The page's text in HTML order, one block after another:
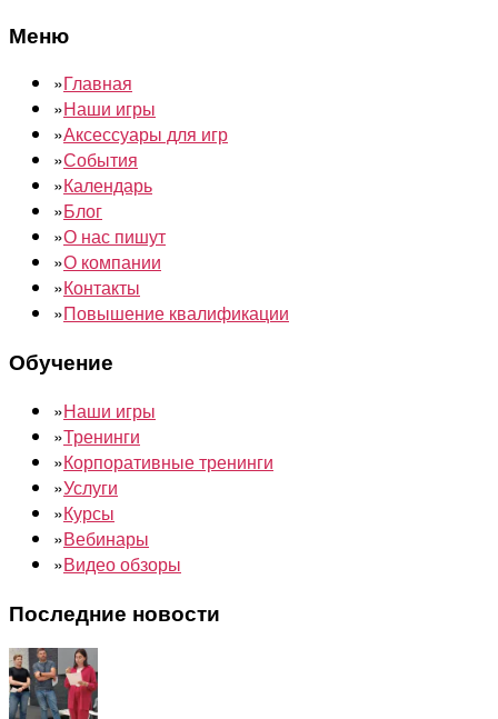
Меню
»Главная
»Наши игры
»Аксессуары для игр
»События
»Календарь
»Блог
»О нас пишут
»О компании
»Контакты
»Повышение квалификации
Обучение
»Наши игры
»Тренинги
»Корпоративные тренинги
»Услуги
»Курсы
»Вебинары
»Видео обзоры
Последние новости